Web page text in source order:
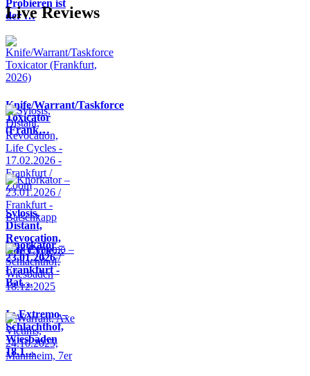
Probieren ist
der …
Live Reviews
Knife/Warrant/Taskforce
Toxicator
(Frank…
Sylosis,
Distant,
Revocation,
Life Cycle…
Knorkator –
23.01.2026 /
Frankfurt -
Bat…
In Extremo –
Schlachthof,
Wiesbaden
18.1…